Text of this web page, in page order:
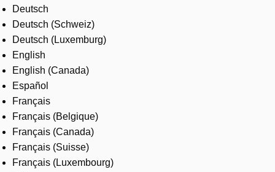
About us
Where to buy
Contact us
Careers
Deutsch
Deutsch (Schweiz)
Deutsch (Luxemburg)
English
English (Canada)
Español
Français
Français (Belgique)
Français (Canada)
Français (Suisse)
Français (Luxembourg)